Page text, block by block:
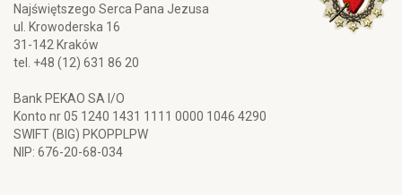
Najświętszego Serca Pana Jezusa
ul. Krowoderska 16
31-142 Kraków
tel. +48 (12) 631 86 20
Bank PEKAO SA I/O
Konto nr 05 1240 1431 1111 0000 1046 4290
SWIFT (BIG) PKOPPLPW
NIP: 676-20-68-034